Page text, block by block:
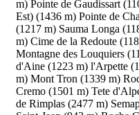
m) Pointe de Gaudissart
Est) (1436 m) Pointe de
(1217 m) Sauma Longa
m) Cime de la Redoute
Montagne des Louquiers
d'Aine (1223 m) l'Arpette
m) Mont Tron (1339 m)
Cremo (1501 m) Tete
de Rimplas (2477 m)